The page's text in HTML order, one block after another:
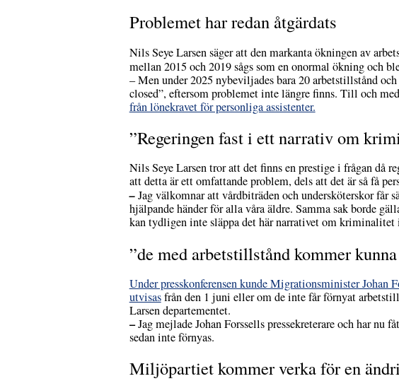
Problemet har redan åtgärdats
Nils Seye Larsen säger att den markanta ökningen av
mellan 2015 och 2019 sågs som en onormal ökning och
– Men under 2025 nybeviljades bara 20 arbetstillstånd
closed”, eftersom problemet inte längre finns. Till och med
från lönekravet för personliga assistenter.
”Regeringen fast i ett narrativ om
Nils Seye Larsen tror att det finns en prestige i frågan då
att detta är ett omfattande problem, dels att det är så få
–Jagvälkomnar att vårdbiträdenoch undersköterskor får
hjälpande händer för alla våra äldre. Samma sak borde
kan tydligen inte släppa det här narrativet om kriminalitet
”de med arbetstillstånd kommer
Under presskonferensen kunde Migrationsminister Johan
utvisasfrån den 1 juni eller om de inte får förnyat
Larsen departementet.
–Jag mejlade Johan Forssells pressekreterare och har
sedan inte förnyas.
Miljöpartiet kommer verka för en